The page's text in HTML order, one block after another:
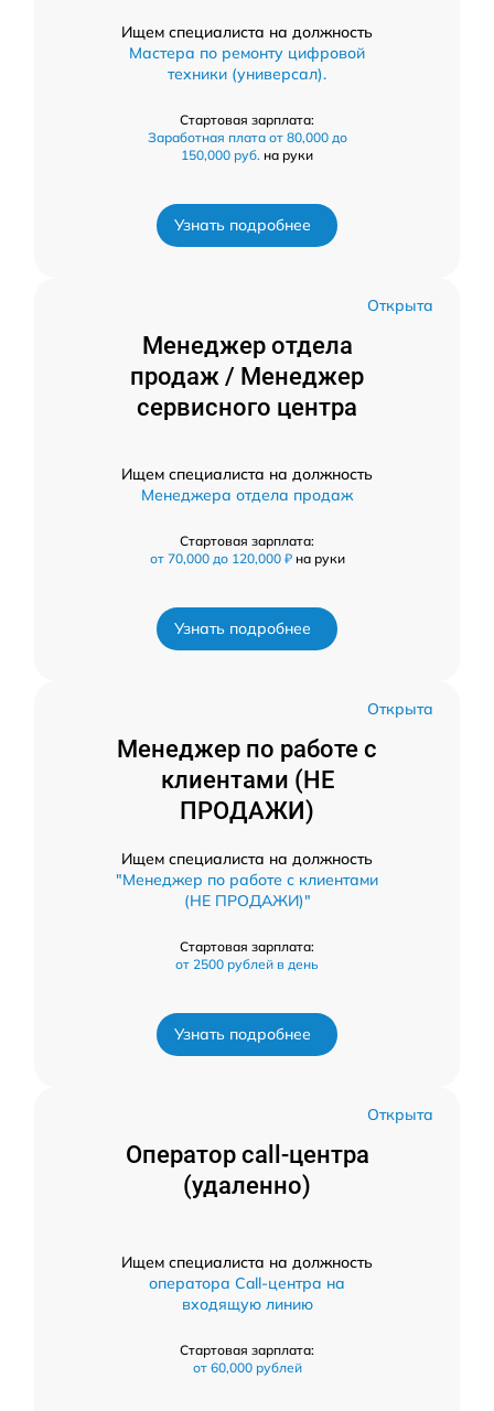
Ищем специалиста на должность
Мастера по ремонту цифровой
техники (универсал).
Стартовая зарплата:
Заработная плата от 80,000 до
150,000 руб. на руки
Узнать подробнее
Открыта
Менеджер отдела
продаж / Менеджер
сервисного центра
Ищем специалиста на должность
Менеджера отдела продаж
Стартовая зарплата:
от 70,000 до 120,000 ₽ на руки
Узнать подробнее
Открыта
Менеджер по работе с
клиентами (НЕ
ПРОДАЖИ)
Ищем специалиста на должность
"Менеджер по работе с клиентами
(НЕ ПРОДАЖИ)"
Стартовая зарплата:
от 2500 рублей в день
Узнать подробнее
Открыта
Оператор call-центра
(удаленно)
Ищем специалиста на должность
оператора Call-центра на
входящую линию
Стартовая зарплата:
от 60,000 рублей